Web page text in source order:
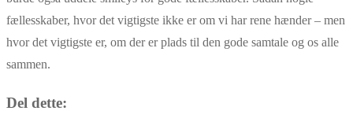
fællesskaber, hvor det vigtigste ikke er om vi har rene hænder – men
hvor det vigtigste er, om der er plads til den gode samtale og os alle
sammen.
Del dette: